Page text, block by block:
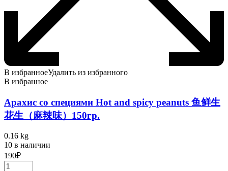
В избранноеУдалить из избранного
В избранное
Арахис со специями Hot and spicy peanuts 鱼鲜生
花生（麻辣味）150гр.
0.16 kg
10 в наличии
190₽